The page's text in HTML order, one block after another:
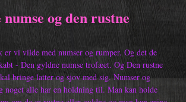
og den rustne
er vi vilde med numser og rumper. Og det de
- Den gyldne numse trofæet. Og Den rustne
bringe latter og sjov med sig. Numser og
noget alle har en holdning til. Man kan holde